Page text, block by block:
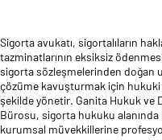
Sigorta avukatı, sigortalıların
tazminatlarının eksiksiz
sigorta sözleşmelerinden doğan
çözüme kavuşturmak için hukuki
şekilde yönetir. Ganita Hukuk ve
Bürosu, sigorta hukuku alanında
kurumsal müvekkillerine